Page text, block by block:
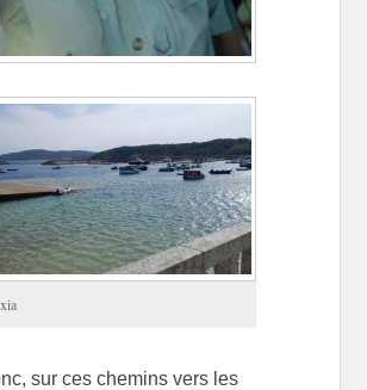
sur ces chemins vers les